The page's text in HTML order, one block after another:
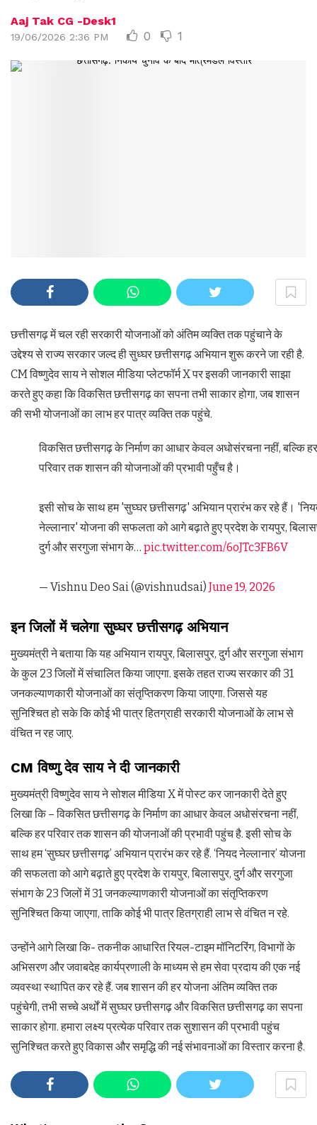
Aaj Tak CG -Desk1
19/06/2026 2:36 PM 0 1
छत्तीसगढ़ में चल रही सरकारी योजनाओं को अंतिम व्यक्ति तक पहुंचाने के
उद्देश्य से राज्य सरकार जल्द ही सुध्घर छत्तीसगढ़ अभियान शुरू करने जा रही है.
CM विष्णुदेव साय ने सोशल मीडिया प्लेटफॉर्म X पर इसकी जानकारी साझा
करते हुए कहा कि विकसित छत्तीसगढ़ का सपना तभी साकार होगा, जब शासन
की सभी योजनाओं का लाभ हर पात्र व्यक्ति तक पहुंचे.
विकसित छत्तीसगढ़ के निर्माण का आधार केवल अधोसंरचना नहीं, बल्कि हर
परिवार तक शासन की योजनाओं की प्रभावी पहुँच है।
इसी सोच के साथ हम 'सुघ्घर छत्तीसगढ़' अभियान प्रारंभ कर रहे हैं।
नेल्लानार' योजना की सफलता को आगे बढ़ाते हुए प्रदेश के रायपुर,
दुर्ग और सरगुजा संभाग के… pic.twitter.com/6oJTc3FB6V
— Vishnu Deo Sai (@vishnudsai) June 19, 2026
इन जिलों में चलेगा सुघ्घर छत्तीसगढ़ अभियान
मुख्यमंत्री ने बताया कि यह अभियान रायपुर, बिलासपुर, दुर्ग और सरगुजा संभाग
के कुल 23 जिलों में संचालित किया जाएगा. इसके तहत राज्य सरकार की 31
जनकल्याणकारी योजनाओं का संतृप्तिकरण किया जाएगा. जिससे यह
सुनिश्चित हो सके कि कोई भी पात्र हितग्राही सरकारी योजनाओं के लाभ से
वंचित न रह जाए.
CM विष्णु देव साय ने दी जानकारी
मुख्यमंत्री विष्णुदेव साय ने सोशल मीडिया X में पोस्ट कर जानकारी देते हुए
लिखा कि – विकसित छत्तीसगढ़ के निर्माण का आधार केवल अधोसंरचना नहीं,
बल्कि हर परिवार तक शासन की योजनाओं की प्रभावी पहुंच है. इसी सोच के
साथ हम ‘सुघ्घर छत्तीसगढ़’ अभियान प्रारंभ कर रहे हैं. ‘नियद नेल्लानार’ योजना
की सफलता को आगे बढ़ाते हुए प्रदेश के रायपुर, बिलासपुर, दुर्ग और सरगुजा
संभाग के 23 जिलों में 31 जनकल्याणकारी योजनाओं का संतृप्तिकरण
सुनिश्चित किया जाएगा, ताकि कोई भी पात्र हितग्राही लाभ से वंचित न रहे.
उन्होंने आगे लिखा कि- तकनीक आधारित रियल-टाइम मॉनिटरिंग, विभागों के
अभिसरण और जवाबदेह कार्यप्रणाली के माध्यम से हम सेवा प्रदाय की एक नई
व्यवस्था स्थापित कर रहे हैं. जब शासन की हर योजना अंतिम व्यक्ति तक
पहुंचेगी, तभी सच्चे अर्थों में सुघ्घर छत्तीसगढ़ और विकसित छत्तीसगढ़ का सपना
साकार होगा. हमारा लक्ष्य प्रत्येक परिवार तक सुशासन की प्रभावी पहुंच
सुनिश्चित करते हुए विकास और समृद्धि की नई संभावनाओं का विस्तार करना है.